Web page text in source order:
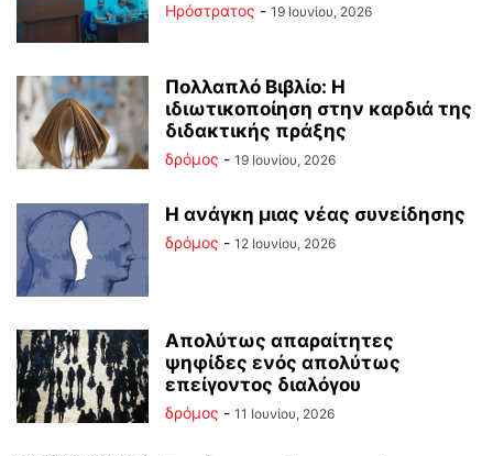
Ηρόστρατος - 19 Ιουνίου, 2026
Πολλαπλό Βιβλίο: Η
ιδιωτικοποίηση στην καρδιά της
διδακτικής πράξης
δρόμος - 19 Ιουνίου, 2026
Η ανάγκη μιας νέας συνείδησης
δρόμος - 12 Ιουνίου, 2026
Απολύτως απαραίτητες
ψηφίδες ενός απολύτως
επείγοντος διαλόγου
δρόμος - 11 Ιουνίου, 2026